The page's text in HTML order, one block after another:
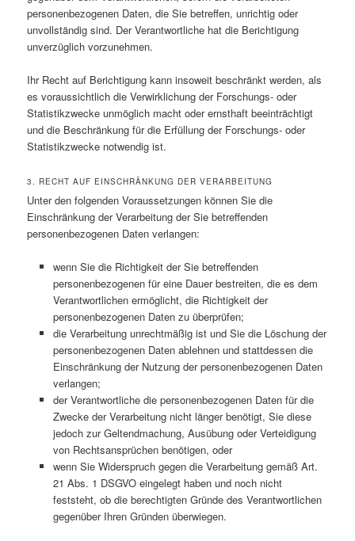
personenbezogenen Daten, die Sie betreffen, unrichtig oder
unvollständig sind. Der Verantwortliche hat die Berichtigung
unverzüglich vorzunehmen.
Ihr Recht auf Berichtigung kann insoweit beschränkt werden, als
es voraussichtlich die Verwirklichung der Forschungs- oder
Statistikzwecke unmöglich macht oder ernsthaft beeinträchtigt
und die Beschränkung für die Erfüllung der Forschungs- oder
Statistikzwecke notwendig ist.
3. RECHT AUF EINSCHRÄNKUNG DER VERARBEITUNG
Unter den folgenden Voraussetzungen können Sie die
Einschränkung der Verarbeitung der Sie betreffenden
personenbezogenen Daten verlangen:
wenn Sie die Richtigkeit der Sie betreffenden
personenbezogenen für eine Dauer bestreiten, die es dem
Verantwortlichen ermöglicht, die Richtigkeit der
personenbezogenen Daten zu überprüfen;
die Verarbeitung unrechtmäßig ist und Sie die Löschung der
personenbezogenen Daten ablehnen und stattdessen die
Einschränkung der Nutzung der personenbezogenen Daten
verlangen;
der Verantwortliche die personenbezogenen Daten für die
Zwecke der Verarbeitung nicht länger benötigt, Sie diese
jedoch zur Geltendmachung, Ausübung oder Verteidigung
von Rechtsansprüchen benötigen, oder
wenn Sie Widerspruch gegen die Verarbeitung gemäß Art.
21 Abs. 1 DSGVO eingelegt haben und noch nicht
feststeht, ob die berechtigten Gründe des Verantwortlichen
gegenüber Ihren Gründen überwiegen.